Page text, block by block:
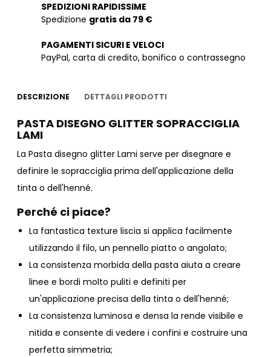
SPEDIZIONI RAPIDISSIME
Spedizione gratis da 79 €
PAGAMENTI SICURI E VELOCI
PayPal, carta di credito, bonifico o contrassegno
DESCRIZIONE DETTAGLI PRODOTTI
PASTA DISEGNO GLITTER SOPRACCIGLIA
LAMI
La Pasta disegno glitter Lami serve per disegnare e
definire le sopracciglia prima dell'applicazione della
tinta o dell'henné.
Perché ci piace?
La fantastica texture liscia si applica facilmente
utilizzando il filo, un pennello piatto o angolato;
La consistenza morbida della pasta aiuta a creare
linee e bordi molto puliti e definiti per
un'applicazione precisa della tinta o dell'henné;
La consistenza luminosa e densa la rende visibile e
nitida e consente di vedere i confini e costruire una
perfetta simmetria;